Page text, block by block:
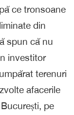
ce tronsoane
din
spun că nu
investitor
terenuri
afacerile
pe